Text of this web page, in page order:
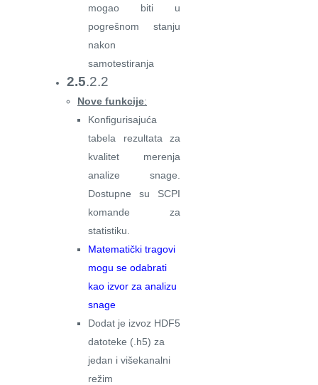
mogao biti u
pogrešnom stanju
nakon
samotestiranja
2.5.2.2
Nove funkcije:
Konfigurisajuća
tabela rezultata za
kvalitet merenja
analize snage.
Dostupne su SCPI
komande za
statistiku.
Matematički tragovi
mogu se odabrati
kao izvor za analizu
snage
Dodat je izvoz HDF5
datoteke (.h5) za
jedan i višekanalni
režim